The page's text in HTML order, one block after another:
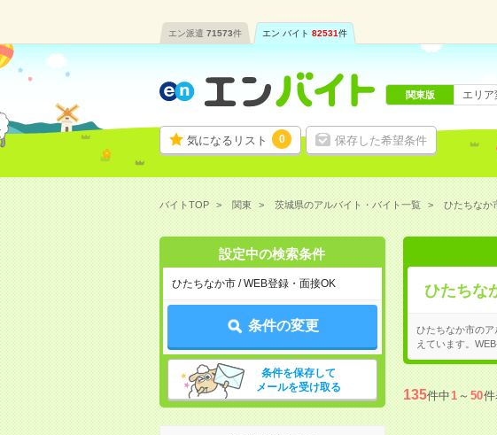
エン派遣 71573件 エン バイト 82531件
気になるリスト 0 保存した希望条件
関東版 エリア
バイトTOP 関東 茨城県のアルバイト・バイト一覧 ひたちなか
設定中の検索条件
ひたちなか市 / WEB登録・面接OK
条件の変更
条件を保存して
メールを受け取る
ひたちな
ひたちなか市のア
えています。
135件中1～50